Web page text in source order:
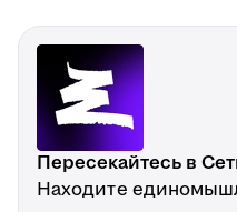
Пересекайтесь в
Находите